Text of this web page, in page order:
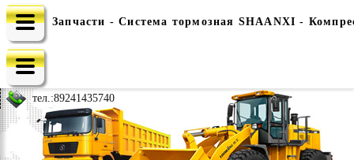
e-mail: china-spec@inbox.ru
тел.:89241435740
Запчасти - Система тормозная SHAANXI -